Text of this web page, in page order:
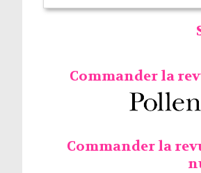
Commander la
Commander la